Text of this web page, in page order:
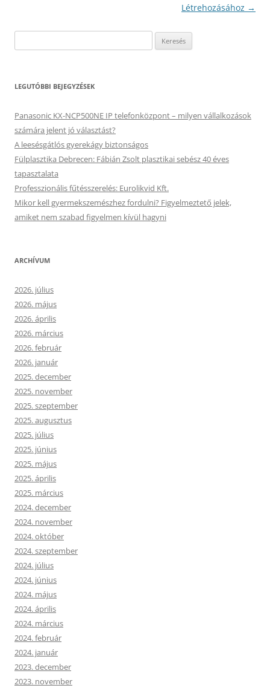
Létrehozásához →
LEGUTÓBBI BEJEGYZÉSEK
Panasonic KX-NCP500NE IP telefonközpont – milyen vállalkozások
számára jelent jó választást?
A leesésgátlós gyerekágy biztonságos
Fülplasztika Debrecen: Fábián Zsolt plasztikai sebész 40 éves
tapasztalata
Professzionális fűtésszerelés: Eurolikvid Kft.
Mikor kell gyermekszemészhez fordulni? Figyelmeztető jelek,
amiket nem szabad figyelmen kívül hagyni
ARCHÍVUM
2026. július
2026. május
2026. április
2026. március
2026. február
2026. január
2025. december
2025. november
2025. szeptember
2025. augusztus
2025. július
2025. június
2025. május
2025. április
2025. március
2024. december
2024. november
2024. október
2024. szeptember
2024. július
2024. június
2024. május
2024. április
2024. március
2024. február
2024. január
2023. december
2023. november